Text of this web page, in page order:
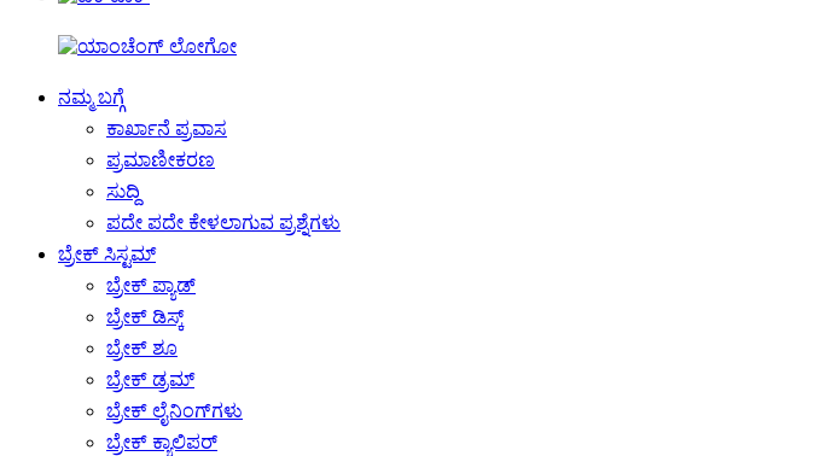
ನಮ್ಮ ಬಗ್ಗೆ
ಕಾರ್ಖಾನೆ ಪ್ರವಾಸ
ಪ್ರಮಾಣೀಕರಣ
ಸುದ್ದಿ
ಪದೇ ಪದೇ ಕೇಳಲಾಗುವ ಪ್ರಶ್ನೆಗಳು
ಬ್ರೇಕ್ ಸಿಸ್ಟಮ್
ಬ್ರೇಕ್ ಪ್ಯಾಡ್
ಬ್ರೇಕ್ ಡಿಸ್ಕ್
ಬ್ರೇಕ್ ಶೂ
ಬ್ರೇಕ್ ಡ್ರಮ್
ಬ್ರೇಕ್ ಲೈನಿಂಗ್‌ಗಳು
ಬ್ರೇಕ್ ಕ್ಯಾಲಿಪರ್